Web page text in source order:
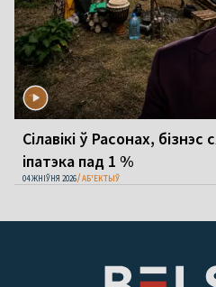
Сілавікі ў Расонах, бізнэс
іпатэка пад 1 %
04 ЖНІЎНЯ 2026 АБ'ЕКТЫЎ